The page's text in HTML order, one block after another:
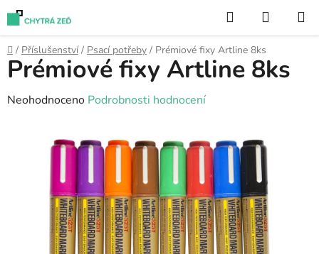
Přejít
na
obsah
Hledat
KOŠÍK
Domů
/ Příslušenství / Psací potřeby / Prémiové fixy Artline 8ks
Prémiové fixy Artline 8ks
Průměrné
hvězdiček.
Neohodnoceno Podrobnosti hodnocení